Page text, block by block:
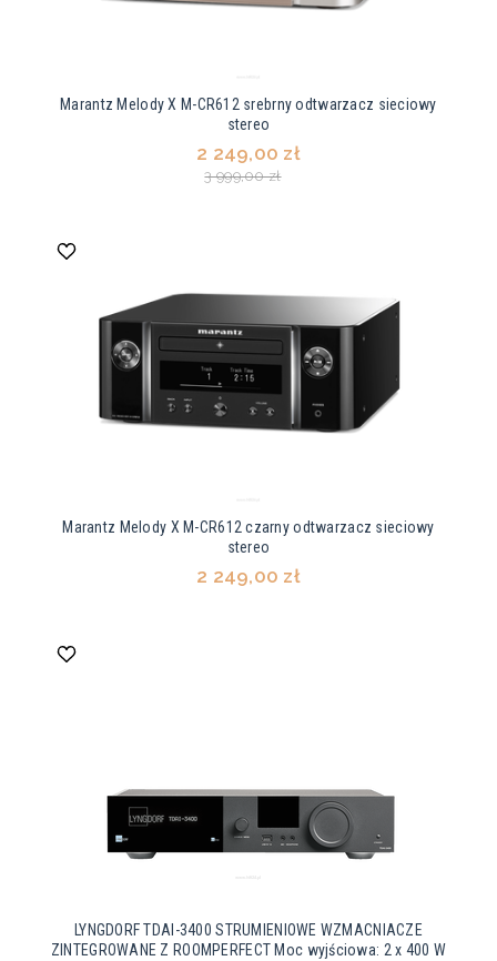
Marantz Melody X M-CR612 srebrny odtwarzacz sieciowy
stereo
2 249,00 zł
3 999,00 zł
Marantz Melody X M-CR612 czarny odtwarzacz sieciowy
stereo
2 249,00 zł
LYNGDORF TDAI-3400 STRUMIENIOWE WZMACNIACZE
ZINTEGROWANE Z ROOMPERFECT Moc wyjściowa: 2 x 400 W